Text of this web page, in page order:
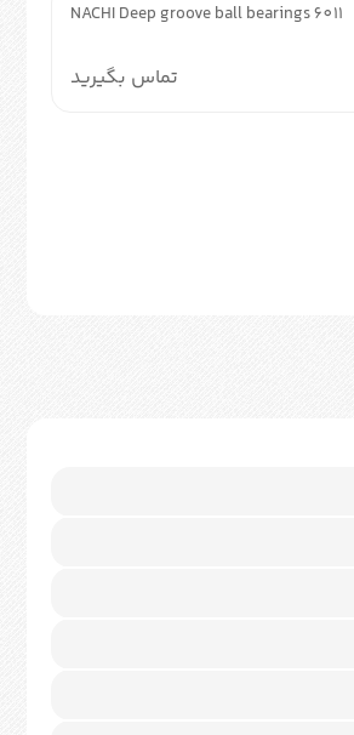
NACHI Deep groove ball bearings 6011
تماس بگیرید